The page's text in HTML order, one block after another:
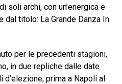
soli archi, con un’energica e
titolo: La Grande Danza In
per le precedenti stagioni,
in due repliche dalle date
prima a Napoli al